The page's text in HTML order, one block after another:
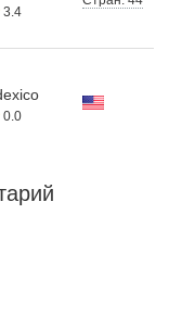
3.4
0.0